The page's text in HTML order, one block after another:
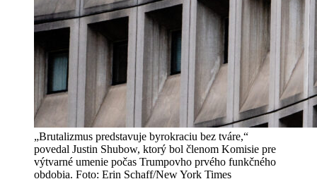
„Brutalizmus predstavuje byrokraciu bez tváre,“
povedal Justin Shubow, ktorý bol členom Komisie pre
výtvarné umenie počas Trumpovho prvého funkčného
obdobia. Foto: Erin Schaff/New York Times